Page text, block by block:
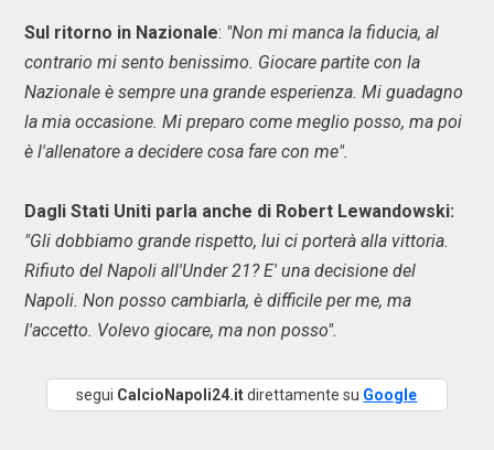
Sul ritorno in Nazionale: "Non mi manca la fiducia, al
contrario mi sento benissimo. Giocare partite con la
Nazionale è sempre una grande esperienza. Mi guadagno
la mia occasione. Mi preparo come meglio posso, ma poi
è l'allenatore a decidere cosa fare con me".
Dagli Stati Uniti parla anche di Robert Lewandowski:
"Gli dobbiamo grande rispetto, lui ci porterà alla vittoria.
Rifiuto del Napoli all'Under 21?E' una decisione del
Napoli. Non posso cambiarla, è difficile per me, ma
l'accetto. Volevo giocare, ma non posso".
segui CalcioNapoli24.itdirettamente su Google